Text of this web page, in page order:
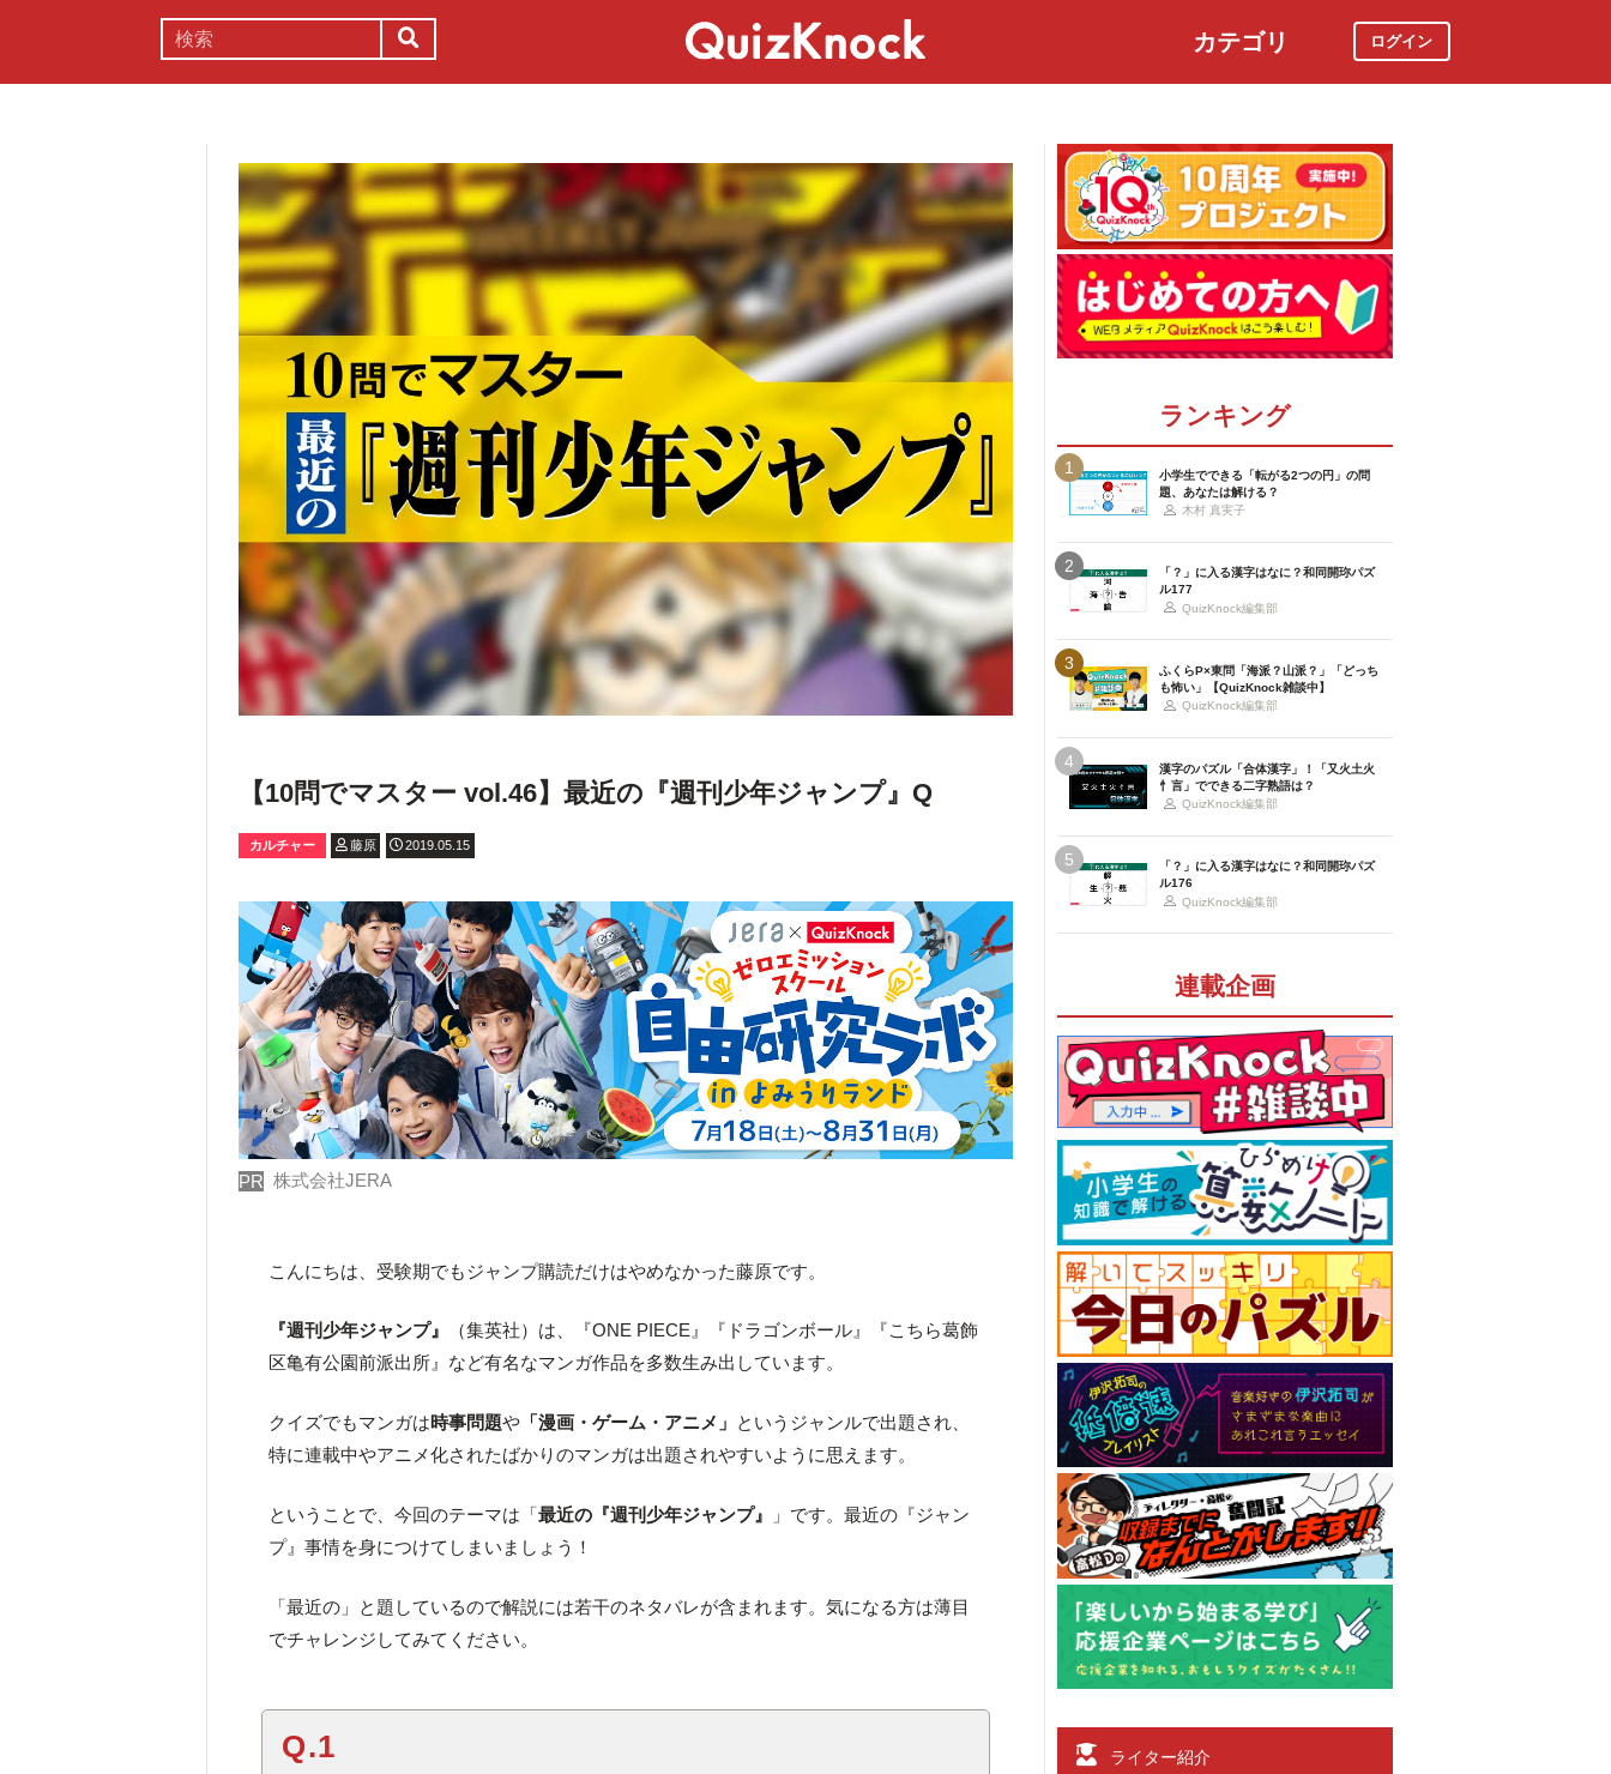
カテゴリ ログイン
【10問でマスター vol.46】最近の『週刊少年ジャンプ』Q
カルチャー 藤原 2019.05.15
PR 株式会社JERA
こんにちは、受験期でもジャンプ購読だけはやめなかった藤原です。
『週刊少年ジャンプ』
（集英社）は、『ONE PIECE』『ドラゴンボール』『こちら葛飾
区亀有公園前派出所』など有名なマンガ作品を多数生み出しています。
クイズでもマンガは時事問題や 「漫画・ゲーム・アニメ」 というジャンルで出題され、
特に連載中やアニメ化されたばかりのマンガは出題されやすいように思えます。
ということで、今回のテーマは「最近の『週刊少年ジャンプ』
」です。最近の『ジャン
プ』事情を身につけてしまいましょう！
「最近の」と題しているので解説には若干のネタバレが含まれます。気になる方は薄目
でチャレンジしてみてください。
Q.1
ランキング
1
小学生でできる「転がる2つの円」の問
題、あなたは解ける？
木村 真実子
2
「？」に入る漢字はなに？和同開珎パズ
ル177
QuizKnock編集部
3
ふくらP×東問「海派？山派？」「どっち
も怖い」【QuizKnock雑談中】
QuizKnock編集部
4
漢字のパズル「合体漢字」！「又火土火
忄言」でできる二字熟語は？
QuizKnock編集部
5
「？」に入る漢字はなに？和同開珎パズ
ル176
QuizKnock編集部
連載企画
ライター紹介